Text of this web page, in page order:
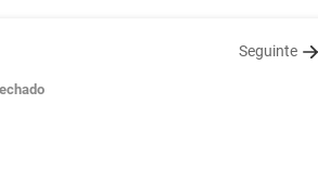
Seguinte